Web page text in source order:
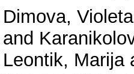
Dimova, Violeta
and
Leontik, Marija